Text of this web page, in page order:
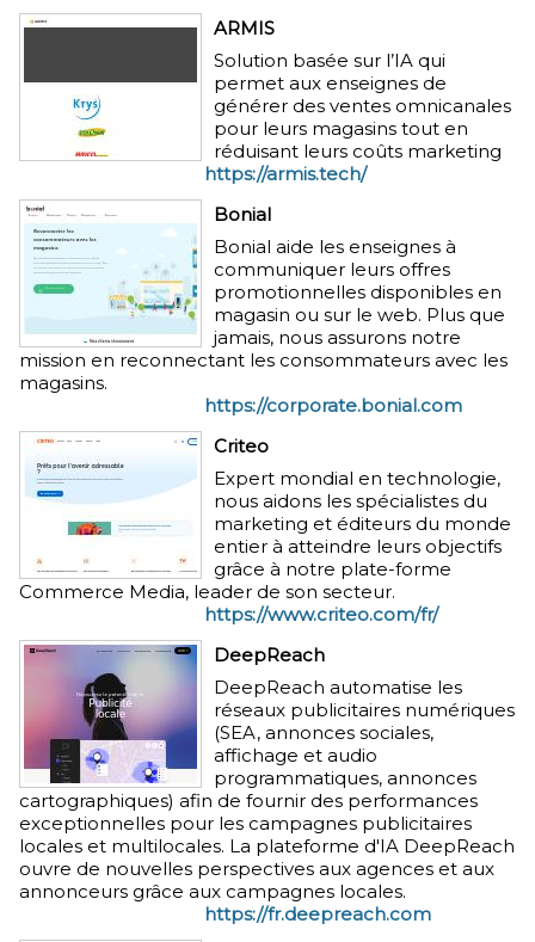
ARMIS
Solution basée sur l’IA qui
permet aux enseignes de
générer des ventes omnicanales
pour leurs magasins tout en
réduisant leurs coûts marketing
https://armis.tech/
Bonial
Bonial aide les enseignes à
communiquer leurs offres
promotionnelles disponibles en
magasin ou sur le web. Plus que
jamais, nous assurons notre
mission en reconnectant les consommateurs avec les
magasins.
https://corporate.bonial.com
Criteo
Expert mondial en technologie,
nous aidons les spécialistes du
marketing et éditeurs du monde
entier à atteindre leurs objectifs
grâce à notre plate-forme
Commerce Media, leader de son secteur.
https://www.criteo.com/fr/
DeepReach
DeepReach automatise les
réseaux publicitaires numériques
(SEA, annonces sociales,
affichage et audio
programmatiques, annonces
cartographiques) afin de fournir des performances
exceptionnelles pour les campagnes publicitaires
locales et multilocales. La plateforme d'IA DeepReach
ouvre de nouvelles perspectives aux agences et aux
annonceurs grâce aux campagnes locales.
https://fr.deepreach.com